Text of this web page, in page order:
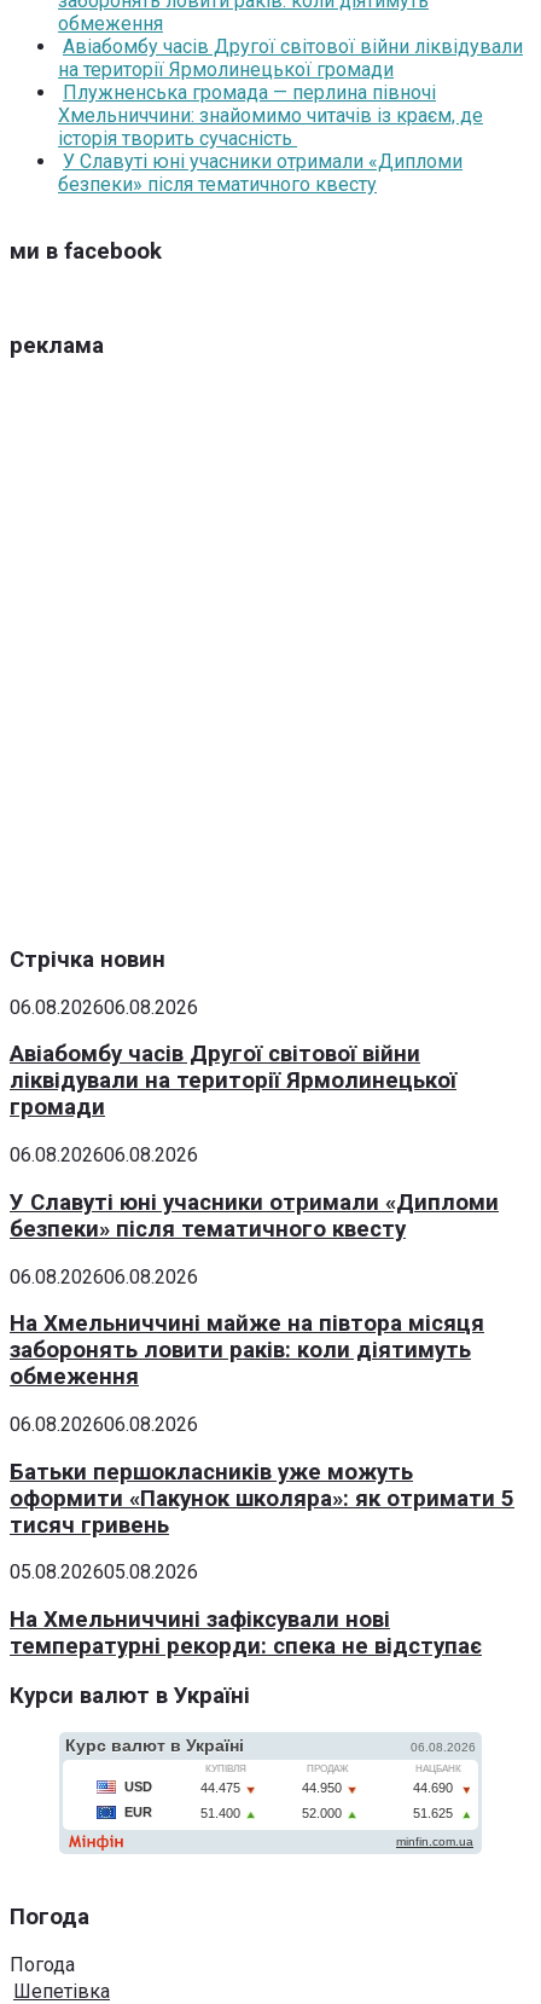
обмеження
Авіабомбу часів Другої світової війни ліквідували
на території Ярмолинецької громади
Плужненська громада — перлина півночі
Хмельниччини: знайомимо читачів із краєм, де
історія творить сучасність
У Славуті юні учасники отримали «Дипломи
безпеки» після тематичного квесту
ми в facebook
реклама
Стрічка новин
06.08.202606.08.2026
Авіабомбу часів Другої світової війни
ліквідували на території Ярмолинецької
громади
06.08.202606.08.2026
У Славуті юні учасники отримали «Дипломи
безпеки» після тематичного квесту
06.08.202606.08.2026
На Хмельниччині майже на півтора місяця
заборонять ловити раків: коли діятимуть
обмеження
06.08.202606.08.2026
Батьки першокласників уже можуть
оформити «Пакунок школяра»: як отримати 5
тисяч гривень
05.08.202605.08.2026
На Хмельниччині зафіксували нові
температурні рекорди: спека не відступає
Курси валют в Україні
Погода
Погода
Шепетівка